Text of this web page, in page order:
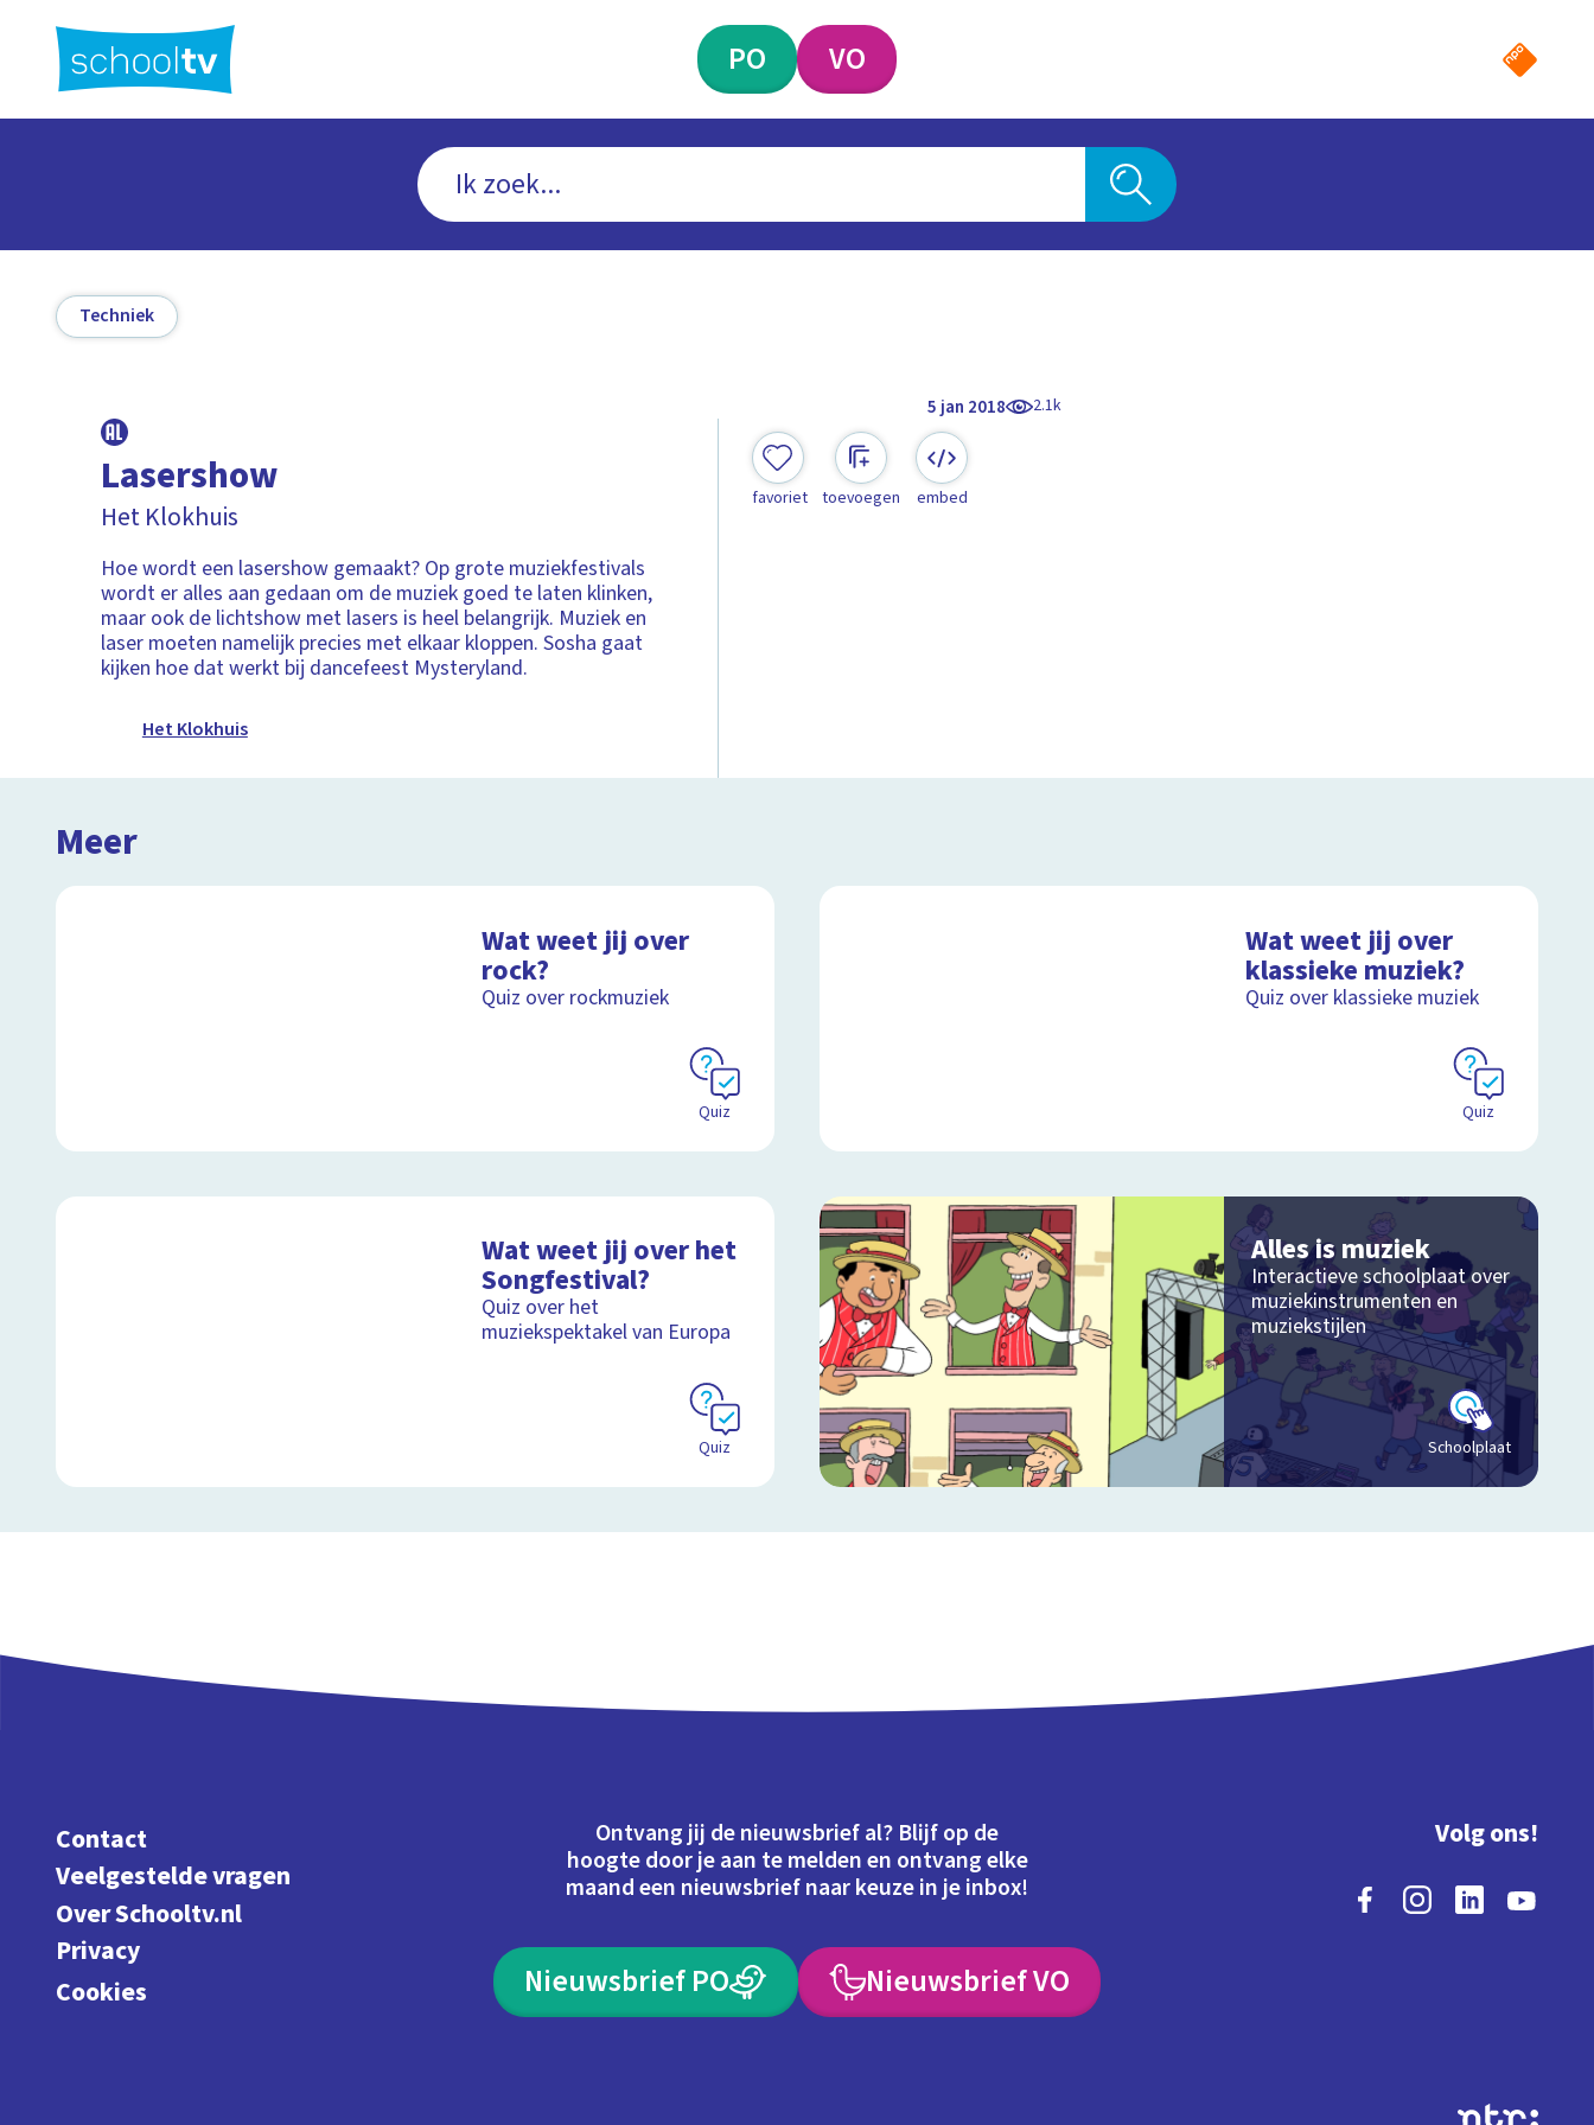
hoofdinhoud
PO VO
Techniek
5 jan 2018 2.1k
Lasershow
Het Klokhuis
Hoe wordt een lasershow gemaakt? Op grote muziekfestivals
wordt er alles aan gedaan om de muziek goed te laten klinken,
maar ook de lichtshow met lasers is heel belangrijk. Muziek en
laser moeten namelijk precies met elkaar kloppen. Sosha gaat
kijken hoe dat werkt bij dancefeest Mysteryland.
Het Klokhuis
favoriet toevoegen embed
Meer
Wat weet jij over
rock?
Quiz over rockmuziek
Quiz
Wat weet jij over
klassieke muziek?
Quiz over klassieke muziek
Quiz
Wat weet jij over het
Songfestival?
Quiz over het
muziekspektakel van Europa
Quiz
Alles is muziek
Interactieve schoolplaat over
muziekinstrumenten en
muziekstijlen
Schoolplaat
Contact
Veelgestelde vragen
Over Schooltv.nl
Privacy
Cookies
Ontvang jij de nieuwsbrief al? Blijf op de
hoogte door je aan te melden en ontvang elke
maand een nieuwsbrief naar keuze in je inbox!
Nieuwsbrief PO Nieuwsbrief VO
Volg ons!